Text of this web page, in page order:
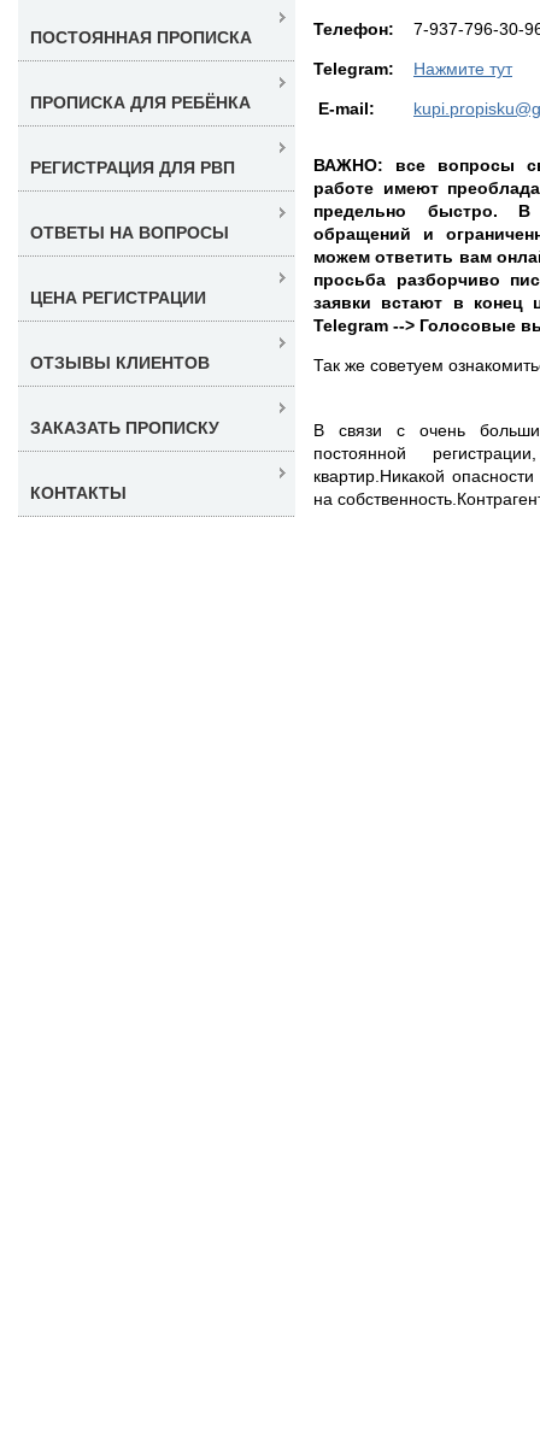
Teлефон: 7-937-796-30-
Telegram: Нажмите тут
E-mail:
ВАЖНО: все вопросы
работе имеют
предельно быстро.
обращений и
можем ответить вам
просьба разборчиво
заявки встают в конец
Telegram --> Голосовые
Так же советуем
В связи с очень
постоянной
квартир.Никакой
на
ПОСТОЯННАЯ ПРОПИСКА
ПРОПИСКА ДЛЯ РЕБЁНКА
РЕГИСТРАЦИЯ ДЛЯ РВП
ОТВЕТЫ НА ВОПРОСЫ
ЦЕНА РЕГИСТРАЦИИ
ОТЗЫВЫ КЛИЕНТОВ
ЗАКАЗАТЬ ПРОПИСКУ
КОНТАКТЫ